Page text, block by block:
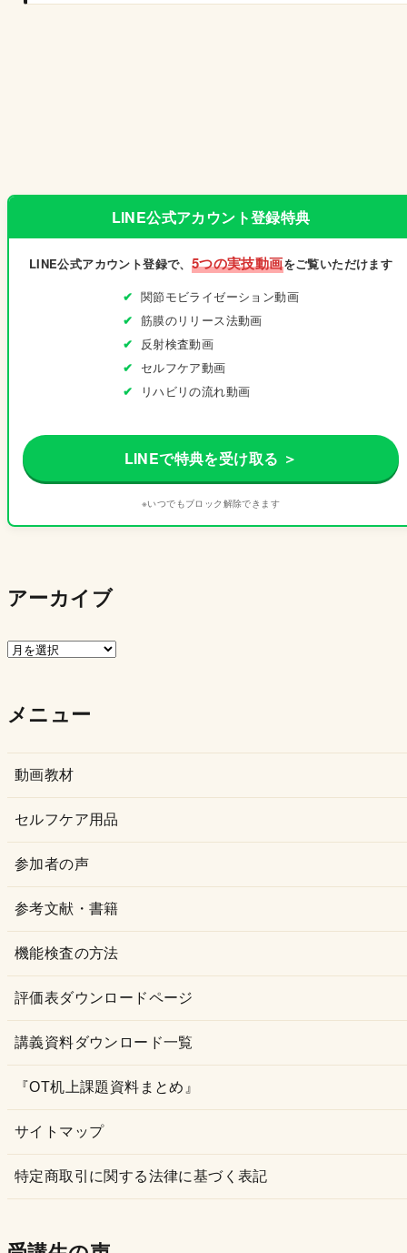
LINE公式アカウント登録特典
LINE公式アカウント登録で、 5つの実技動画をご覧いただけます
関節モビライゼーション動画
筋膜のリリース法動画
反射検査動画
セルフケア動画
リハビリの流れ動画
LINEで特典を受け取る ＞
※いつでもブロック解除できます
アーカイブ
ア
イ
メニュー
動画教材
セルフケア用品
参加者の声
参考文献・書籍
機能検査の方法
評価表ダウンロードページ
講義資料ダウンロード一覧
『OT机上課題資料まとめ』
サイトマップ
特定商取引に関する法律に基づく表記